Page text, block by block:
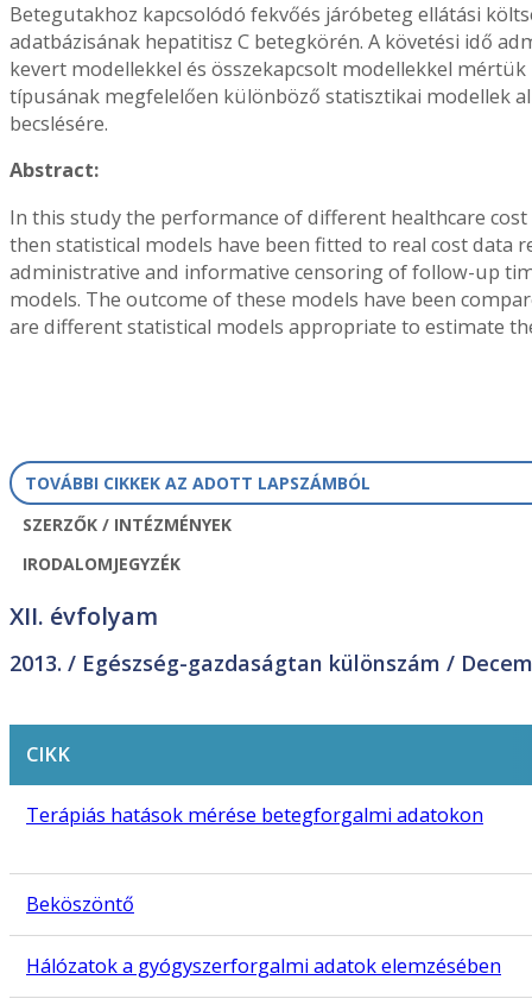
Betegutakhoz kapcsolódó fekvőés járóbeteg ellátási
adatbázisának hepatitisz C betegkörén. A követési idő
kevert modellekkel és összekapcsolt modellekkel
típusának megfelelően különböző statisztikai modellek
becslésére.
Abstract:
In this study the performance of different healthcare
then statistical models have been fitted to real cost data
administrative and informative censoring of follow-up
models. The outcome of these models have been
are different statistical models appropriate to estimate
TOVÁBBI CIKKEK AZ ADOTT LAPSZÁMBÓL
SZERZŐK / INTÉZMÉNYEK
IRODALOMJEGYZÉK
XII. évfolyam
2013. / Egészség-gazdaságtan különszám /
CIKK
Terápiás hatások mérése betegforgalmi adatokon
Beköszöntő
Hálózatok a gyógyszerforgalmi adatok elemzésében